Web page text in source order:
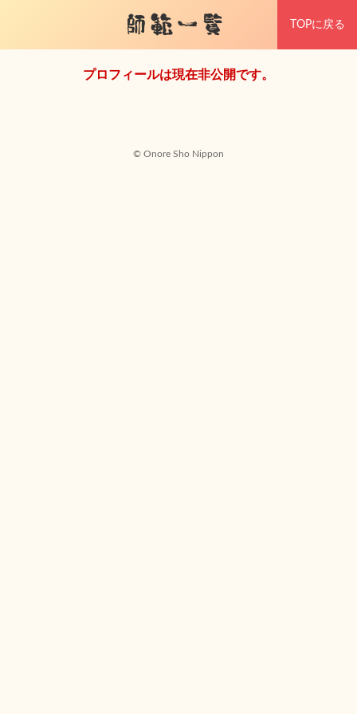
師範一覧 TOPに戻る
プロフィールは現在非公開です。
© Onore Sho Nippon